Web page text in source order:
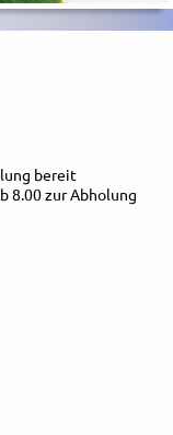
bereit
8.00 zur Abholung